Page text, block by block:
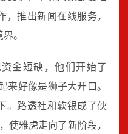
，推出新闻在线服务，
。
金短缺，他们开始了
来好像是狮子大开口。
。路透社和软银成了伙
使雅虎走向了新阶段，